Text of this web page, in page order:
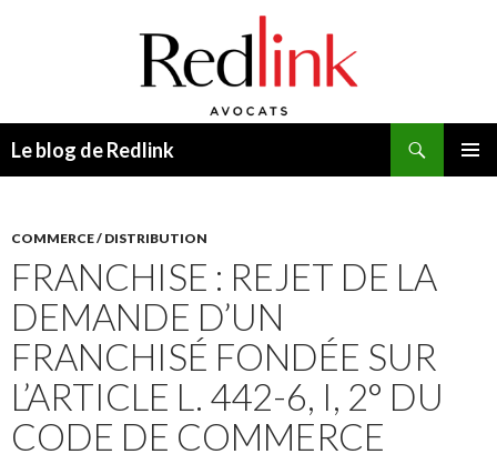
Le blog de Redlink
COMMERCE / DISTRIBUTION
FRANCHISE : REJET DE LA
DEMANDE D’UN
FRANCHISÉ FONDÉE SUR
L’ARTICLE L. 442-6, I, 2° DU
CODE DE COMMERCE